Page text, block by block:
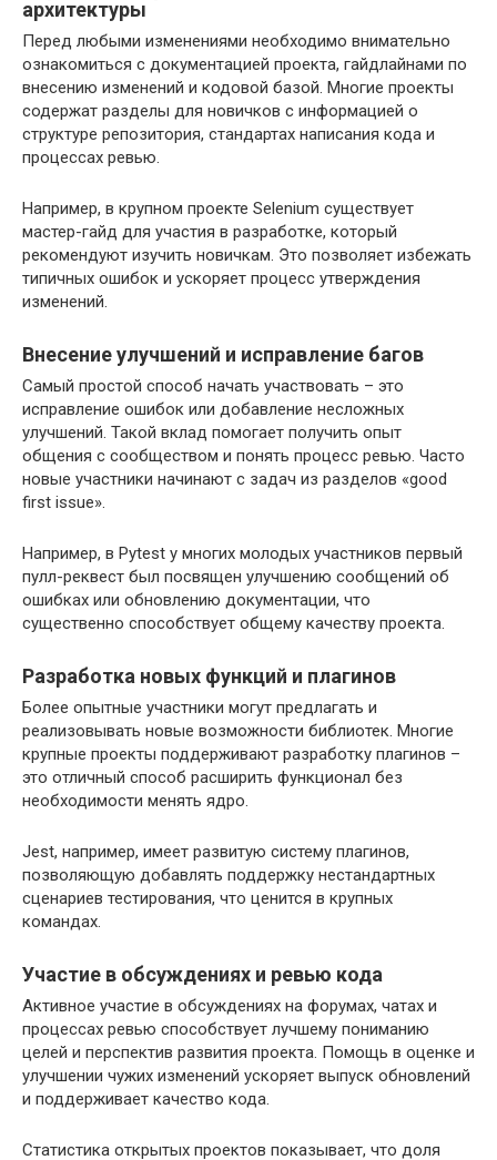
архитектуры
Перед любыми изменениями необходимо внимательно
ознакомиться с документацией проекта, гайдлайнами по
внесению изменений и кодовой базой. Многие проекты
содержат разделы для новичков с информацией о
структуре репозитория, стандартах написания кода и
процессах ревью.
Например, в крупном проекте Selenium существует
мастер-гайд для участия в разработке, который
рекомендуют изучить новичкам. Это позволяет избежать
типичных ошибок и ускоряет процесс утверждения
изменений.
Внесение улучшений и исправление багов
Самый простой способ начать участвовать – это
исправление ошибок или добавление несложных
улучшений. Такой вклад помогает получить опыт
общения с сообществом и понять процесс ревью. Часто
новые участники начинают с задач из разделов «good
first issue».
Например, в Pytest у многих молодых участников первый
пулл-реквест был посвящен улучшению сообщений об
ошибках или обновлению документации, что
существенно способствует общему качеству проекта.
Разработка новых функций и плагинов
Более опытные участники могут предлагать и
реализовывать новые возможности библиотек. Многие
крупные проекты поддерживают разработку плагинов –
это отличный способ расширить функционал без
необходимости менять ядро.
Jest, например, имеет развитую систему плагинов,
позволяющую добавлять поддержку нестандартных
сценариев тестирования, что ценится в крупных
командах.
Участие в обсуждениях и ревью кода
Активное участие в обсуждениях на форумах, чатах и
процессах ревью способствует лучшему пониманию
целей и перспектив развития проекта. Помощь в оценке и
улучшении чужих изменений ускоряет выпуск обновлений
и поддерживает качество кода.
Статистика открытых проектов показывает, что доля